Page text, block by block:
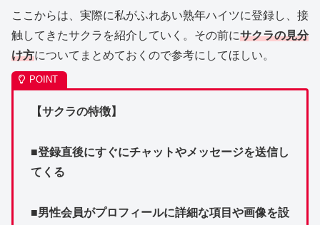
ここからは、実際に私がふれあい熟年ハイツに登録し、接
触してきたサクラを紹介していく。その前にサクラの見分
け方についてまとめておくので参考にしてほしい。
【サクラの特徴】
■登録直後にすぐにチャットやメッセージを送信し
てくる
■男性会員がプロフィールに詳細な項目や画像を設